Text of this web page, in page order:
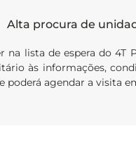
Alta procura de
na lista de espera do 4T
às informações,
poderá agendar a visita